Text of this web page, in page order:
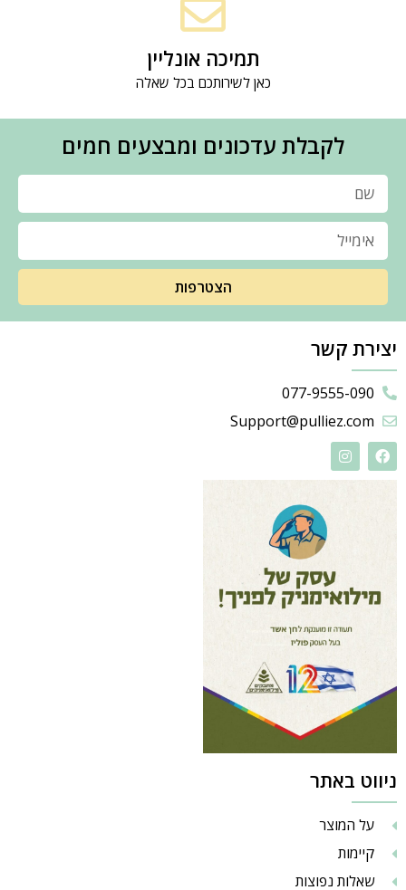
תמיכה אונליין
כאן לשירותכם בכל שאלה
לקבלת עדכונים ומבצעים חמים
הצטרפות
יצירת קשר
077-9555-090
Support@pulliez.com
ניווט באתר
על המוצר
קיימות
שאלות נפוצות